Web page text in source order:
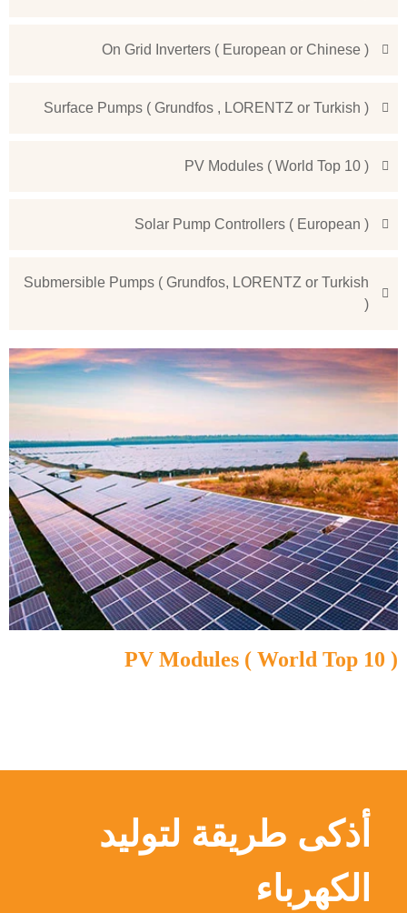
On Grid Inverters ( European or Chinese )
Surface Pumps ( Grundfos , LORENTZ or Turkish )
PV Modules ( World Top 10 )
Solar Pump Controllers ( European )
Submersible Pumps ( Grundfos, LORENTZ or Turkish
)
PV Modules ( World Top 10 )
أذكى طريقة لتوليد
الكهرباء